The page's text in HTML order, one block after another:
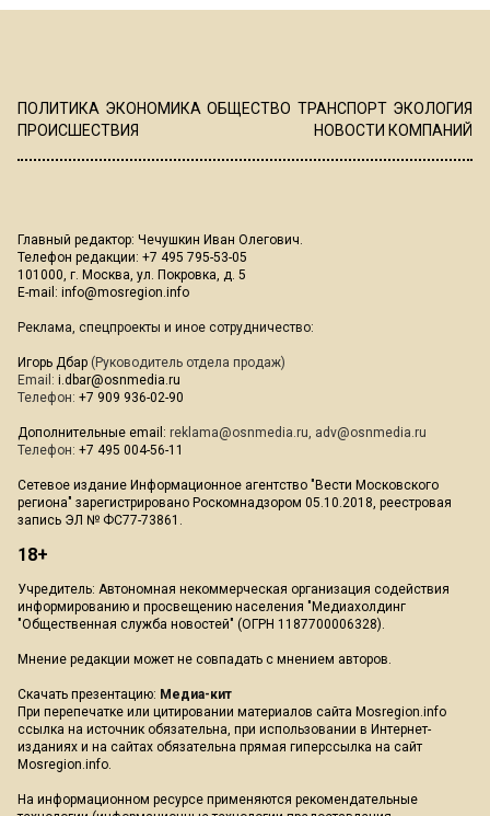
ПОЛИТИКА ЭКОНОМИКА ОБЩЕСТВО ТРАНСПОРТ ЭКОЛОГИЯ
ПРОИСШЕСТВИЯ
НОВОСТИ КОМПАНИЙ
Главный редактор: Чечушкин Иван Олегович.
Телефон редакции: +7 495 795-53-05
101000, г. Москва, ул. Покровка, д. 5
E-mail: info@mosregion.info
Реклама, спецпроекты и иное сотрудничество:
Игорь Дбар (Руководитель отдела продаж)
Email: i.dbar@osnmedia.ru
Телефон: +7 909 936-02-90
Дополнительные email: reklama@osnmedia.ru, adv@osnmedia.ru
Телефон: +7 495 004-56-11
Сетевое издание Информационное агентство "Вести Московского
региона" зарегистрировано Роскомнадзором 05.10.2018, реестровая
запись ЭЛ № ФС77-73861.
18+
Учредитель: Автономная некоммерческая организация содействия
информированию и просвещению населения "Медиахолдинг
"Общественная служба новостей" (ОГРН 1187700006328).
Мнение редакции может не совпадать с мнением авторов.
Скачать презентацию: Медиа-кит
При перепечатке или цитировании материалов сайта Mosregion.info
ссылка на источник обязательна, при использовании в Интернет-
изданиях и на сайтах обязательна прямая гиперссылка на сайт
Mosregion.info.
На информационном ресурсе применяются рекомендательные